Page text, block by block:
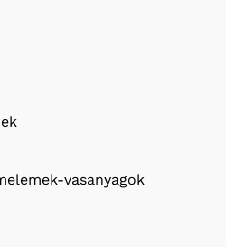
vasanyagok